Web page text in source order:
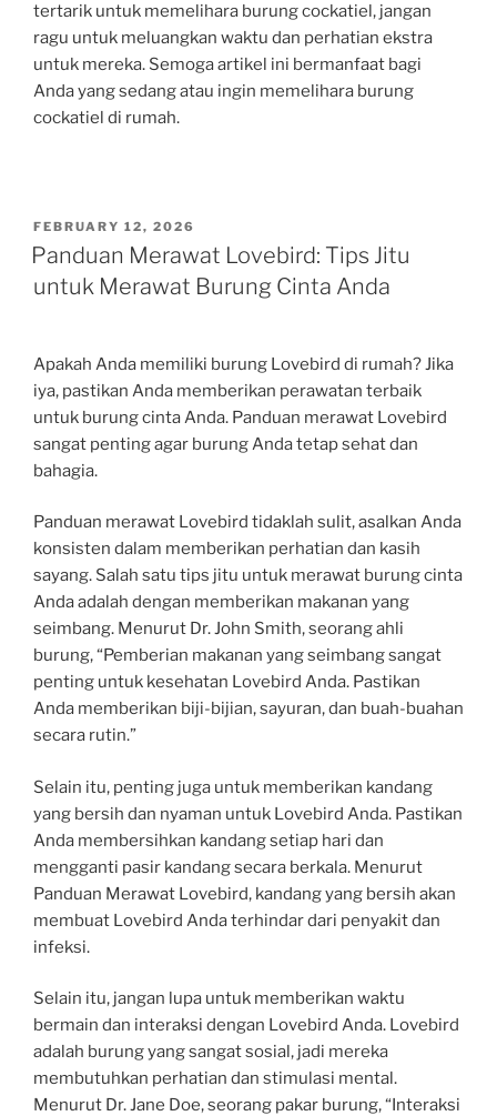
tertarik untuk memelihara burung cockatiel, jangan
ragu untuk meluangkan waktu dan perhatian ekstra
untuk mereka. Semoga artikel ini bermanfaat bagi
Anda yang sedang atau ingin memelihara burung
cockatiel di rumah.
POSTED
ON
FEBRUARY 12, 2026
Panduan Merawat Lovebird: Tips Jitu
untuk Merawat Burung Cinta Anda
Apakah Anda memiliki burung Lovebird di rumah? Jika
iya, pastikan Anda memberikan perawatan terbaik
untuk burung cinta Anda. Panduan merawat Lovebird
sangat penting agar burung Anda tetap sehat dan
bahagia.
Panduan merawat Lovebird tidaklah sulit, asalkan Anda
konsisten dalam memberikan perhatian dan kasih
sayang. Salah satu tips jitu untuk merawat burung cinta
Anda adalah dengan memberikan makanan yang
seimbang. Menurut Dr. John Smith, seorang ahli
burung, “Pemberian makanan yang seimbang sangat
penting untuk kesehatan Lovebird Anda. Pastikan
Anda memberikan biji-bijian, sayuran, dan buah-buahan
secara rutin.”
Selain itu, penting juga untuk memberikan kandang
yang bersih dan nyaman untuk Lovebird Anda. Pastikan
Anda membersihkan kandang setiap hari dan
mengganti pasir kandang secara berkala. Menurut
Panduan Merawat Lovebird, kandang yang bersih akan
membuat Lovebird Anda terhindar dari penyakit dan
infeksi.
Selain itu, jangan lupa untuk memberikan waktu
bermain dan interaksi dengan Lovebird Anda. Lovebird
adalah burung yang sangat sosial, jadi mereka
membutuhkan perhatian dan stimulasi mental.
Menurut Dr. Jane Doe, seorang pakar burung, “Interaksi